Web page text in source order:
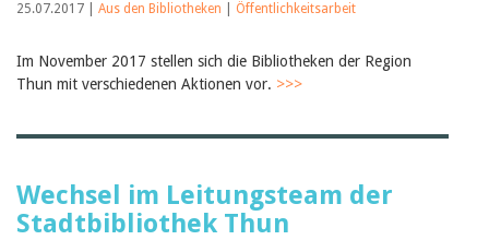
25.07.2017 | Aus den Bibliotheken Öffentlichkeitsarbeit
Im November 2017 stellen sich die Bibliotheken der Region
Thun mit verschiedenen Aktionen vor. >>>
Wechsel im Leitungsteam der
Stadtbibliothek Thun